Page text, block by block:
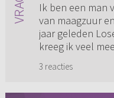
Ik ben een man
van maagzuur
jaar geleden
kreeg ik veel
3 reacties